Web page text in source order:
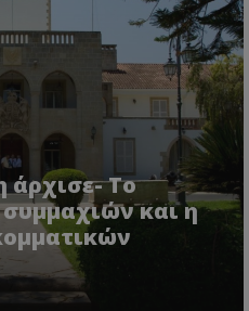
άρχισε- Το
και η
Microsoft Corporation